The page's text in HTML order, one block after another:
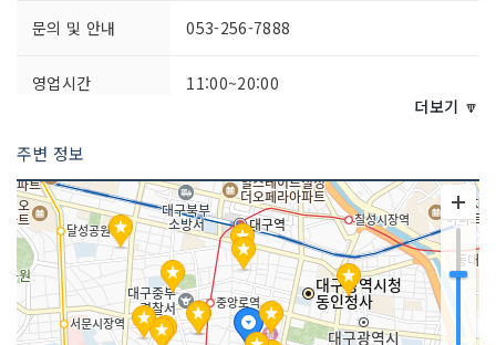
문의 및 안내 053-256-7888
영업시간 11:00~20:00
쉬는날 명절
화장실 설명 있음
판매 품목 의약품/의료용 기기
더보기 🔽
주변 정보